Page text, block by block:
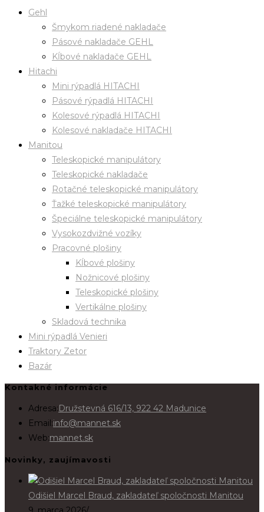
Gehl
Šmykom riadené nakladače
Pásové nakladače GEHL
Kĺbové nakladače GEHL
Hitachi
Mini rýpadlá HITACHI
Pásové rýpadlá HITACHI
Kolesové rýpadlá HITACHI
Kolesové nakladače HITACHI
Manitou
Teleskopické manipulátory
Teleskopické nakladače
Rotačné teleskopické manipulátory
Ťažké teleskopické manipulátory
Špeciálne teleskopické manipulátory
Vysokozdvižné vozíky
Pracovné plošiny
Kĺbové plošiny
Nožnicové plošiny
Teleskopické plošiny
Vertikálne plošiny
Skladová technika
Mini rýpadlá Venieri
Traktory Zetor
Bazár
Kontakné informácie
Adresa:Družstevná 616/13, 922 42 Madunice
Email:info@mannet.sk
Web:mannet.sk
Novinky, zaujímavosti
Odišiel Marcel Braud, zakladateľ spoločnosti Manitou